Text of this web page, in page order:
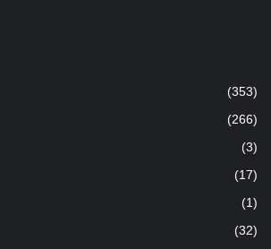
(353)
(266)
(3)
(17)
(1)
(32)